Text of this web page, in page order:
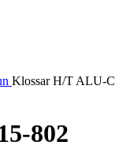
Klossar H/T ALU-C
802